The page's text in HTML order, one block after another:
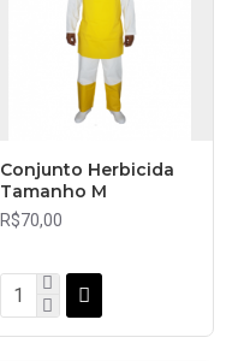
Conjunto Herbicida
Tamanho M
R$70,00